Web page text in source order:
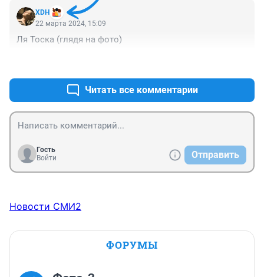
XDH
22 марта 2024, 15:09
Ля Тоска (глядя на фото)
Читать все комментарии
Гость
Войти
Отправить
Новости СМИ2
ФОРУМЫ